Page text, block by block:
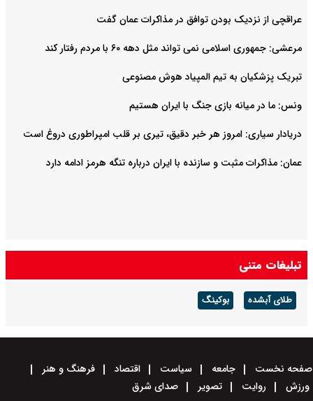
عراقچی از نزدیک بودن توافق در مذاکرات عمان گفت
مرعشی: جمهوری اسلامی نمی تواند مثل دهه ۶۰ با مردم رفتار کند
تبریک پزشکیان به تیم المپیاد هوش مصنوعی
ونس: ما در میانه بازی جنگ با ایران هستیم
دریادار سیاری: امروز هر خبر دقیق، تیری بر قلب امپراطوری دروغ است
عمان: مذاکرات مثبت و سازنده با ایران درباره تنگه هرمز ادامه دارد
تبلیغات متنی
طلای آبشده بوکینگ
صفحه نخست جامعه سیاست اقتصاد
فرهنگ و هنر
ورزش
روایت تصویر صدای شرق